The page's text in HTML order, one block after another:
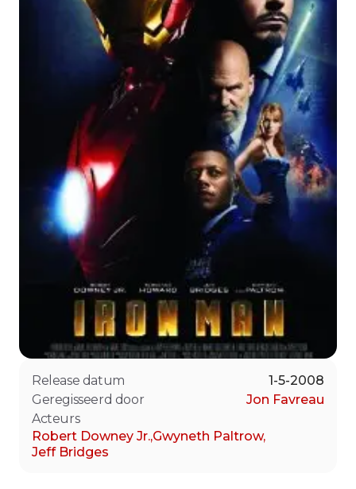
Release datum
1-5-2008
Geregisseerd door
Jon Favreau
Acteurs
Robert Downey Jr.,Gwyneth Paltrow,
Jeff Bridges